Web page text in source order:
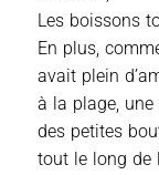
Les boissons
En plus,
avait plein
à la plage,
des petites
tout le long de